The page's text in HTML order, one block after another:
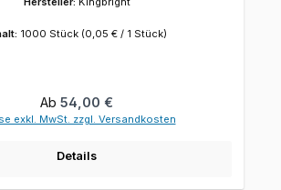
1000 Stück (0,05 € / 1 Stück)
Regulärer Preis:
Ab 54,00 €
exkl. MwSt. zzgl. Versandkosten
Details